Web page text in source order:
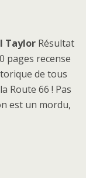
Taylor Résultat
pages recense
de tous
Route 66 ! Pas
est un mordu,